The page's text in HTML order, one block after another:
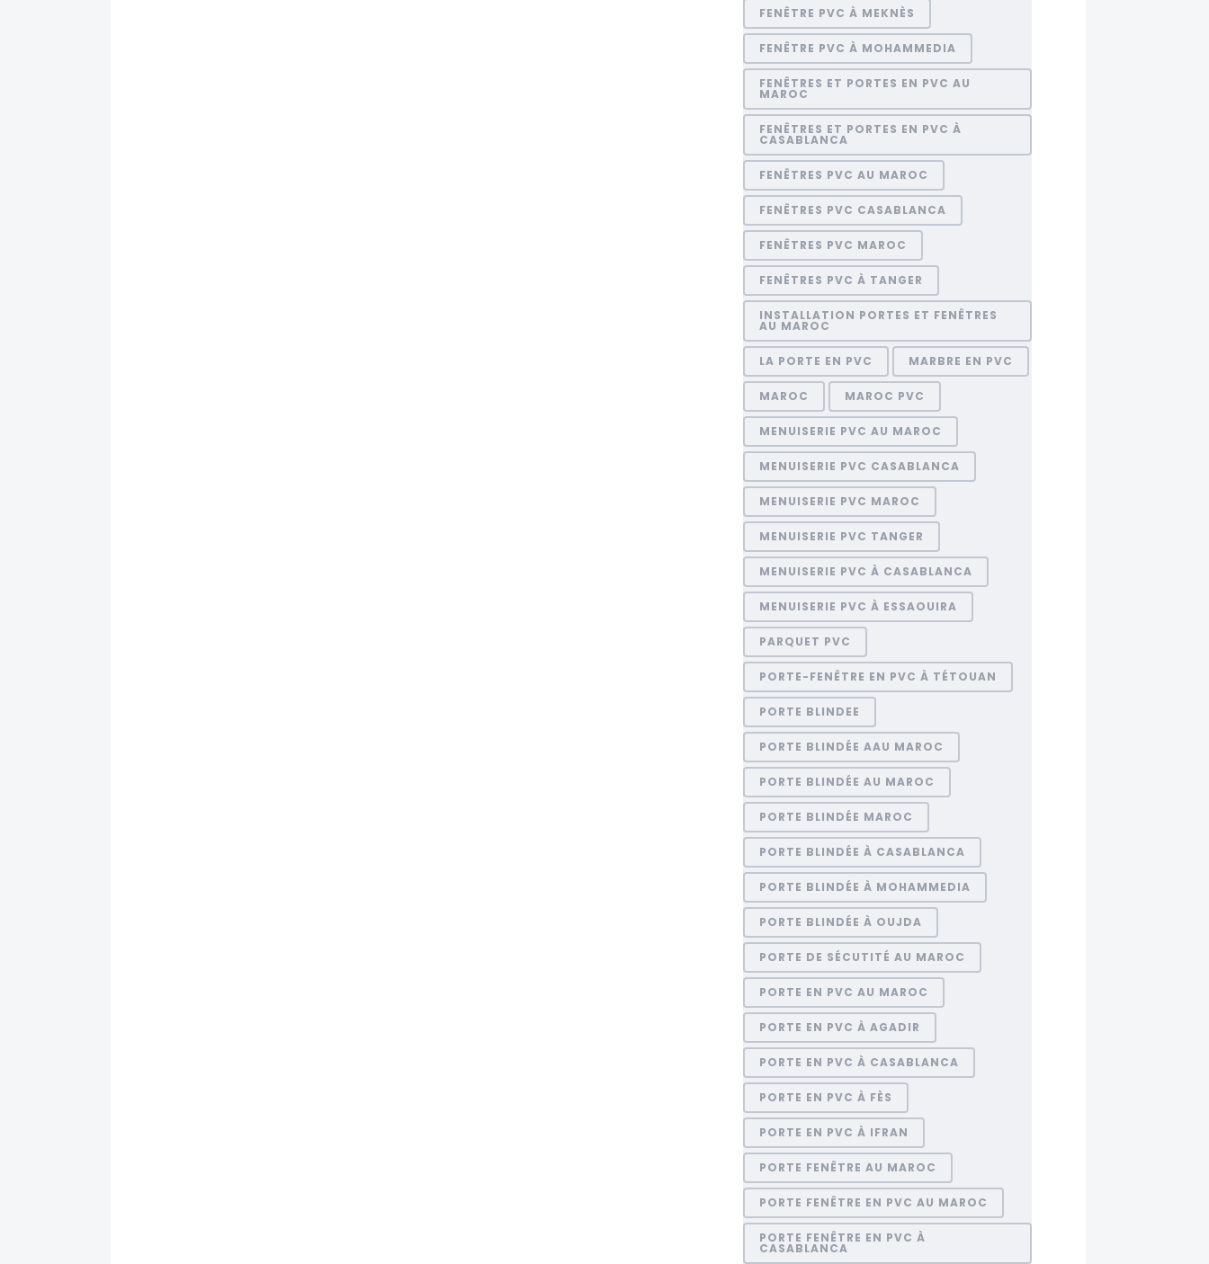
FENÊTRE PVC À MEKNÈS
FENÊTRE PVC À MOHAMMEDIA
FENÊTRES ET PORTES EN PVC AU
MAROC
FENÊTRES ET PORTES EN PVC À
CASABLANCA
FENÊTRES PVC AU MAROC
FENÊTRES PVC CASABLANCA
FENÊTRES PVC MAROC
FENÊTRES PVC À TANGER
INSTALLATION PORTES ET FENÊTRES
AU MAROC
LA PORTE EN PVC MARBRE EN PVC
MAROC MAROC PVC
MENUISERIE PVC AU MAROC
MENUISERIE PVC CASABLANCA
MENUISERIE PVC MAROC
MENUISERIE PVC TANGER
MENUISERIE PVC À CASABLANCA
MENUISERIE PVC À ESSAOUIRA
PARQUET PVC
PORTE-FENÊTRE EN PVC À TÉTOUAN
PORTE BLINDEE
PORTE BLINDÉE AAU MAROC
PORTE BLINDÉE AU MAROC
PORTE BLINDÉE MAROC
PORTE BLINDÉE À CASABLANCA
PORTE BLINDÉE À MOHAMMEDIA
PORTE BLINDÉE À OUJDA
PORTE DE SÉCUTITÉ AU MAROC
PORTE EN PVC AU MAROC
PORTE EN PVC À AGADIR
PORTE EN PVC À CASABLANCA
PORTE EN PVC À FÈS
PORTE EN PVC À IFRAN
PORTE FENÊTRE AU MAROC
PORTE FENÊTRE EN PVC AU MAROC
PORTE FENÊTRE EN PVC À
CASABLANCA